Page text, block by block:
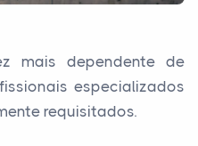
mais dependente de
especializados
requisitados.